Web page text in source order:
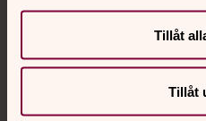
Tillåt
Tillåt